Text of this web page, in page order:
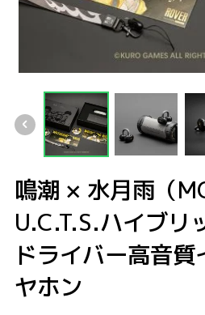
鳴潮 × 水月雨（
U.C.T.S.ハイブリ
ドライバー高音
ヤホン